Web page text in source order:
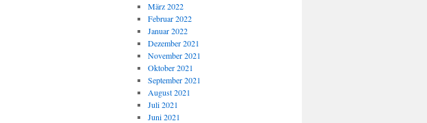
März 2022
Februar 2022
Januar 2022
Dezember 2021
November 2021
Oktober 2021
September 2021
August 2021
Juli 2021
Juni 2021